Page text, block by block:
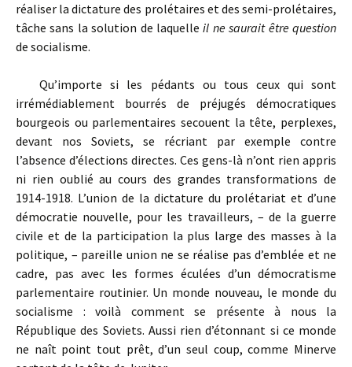
réaliser la dictature des prolétaires et des semi-prolétaires,
tâche sans la solution de laquelleil ne saurait être question
de socialisme.
Qu’importe si les pédants ou tous ceux qui sont
irrémédiablement bourrés de préjugés démocratiques
bourgeois ou parlementaires secouent la tête, perplexes,
devant nos Soviets, se récriant par exemple contre
l’absence d’élections directes. Ces gens-là n’ont rien appris
ni rien oublié au cours des grandes transformations de
1914-1918. L’union de la dictature du prolétariat et d’une
démocratie nouvelle, pour les travailleurs, – de la guerre
civile et de la participation la plus large des masses à la
politique, – pareille union ne se réalise pas d’emblée et ne
cadre, pas avec les formes éculées d’un démocratisme
parlementaire routinier. Un monde nouveau, le monde du
socialisme : voilà comment se présente à nous la
République des Soviets. Aussi rien d’étonnant si ce monde
ne naît point tout prêt, d’un seul coup, comme Minerve